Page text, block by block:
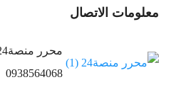
معلومات الاتصال
محرر منصة24 (1)
0938564068